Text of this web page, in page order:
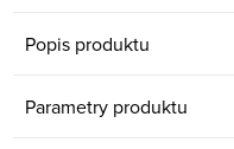
Popis produktu
Parametry produktu